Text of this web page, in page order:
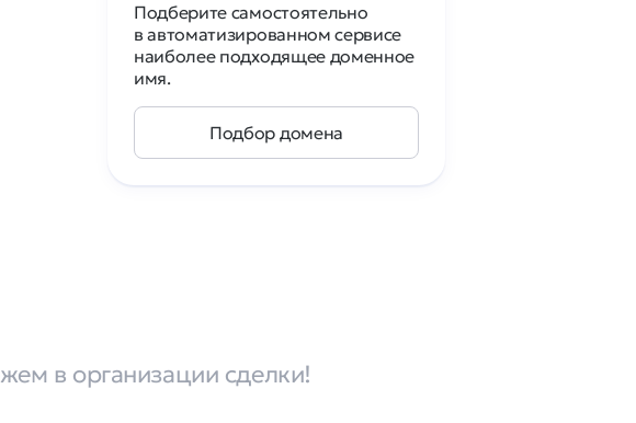
Подберите самостоятельно
в автоматизированном сервисе
наиболее подходящее доменное
имя.
Подбор домена
в организации сделки!